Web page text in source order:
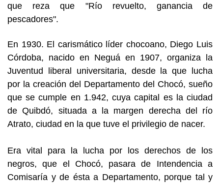
que reza que "Río revuelto, ganancia de
pescadores".
En 1930. El carismático líder chocoano, Diego Luis
Córdoba, nacido en Neguá en 1907, organiza la
Juventud liberal universitaria, desde la que lucha
por la creación del Departamento del Chocó, sueño
que se cumple en 1.942, cuya capital es la ciudad
de Quibdó, situada a la margen derecha del río
Atrato, ciudad en la que tuve el privilegio de nacer.
Era vital para la lucha por los derechos de los
negros, que el Chocó, pasara de Intendencia a
Comisaría y de ésta a Departamento, porque tal y